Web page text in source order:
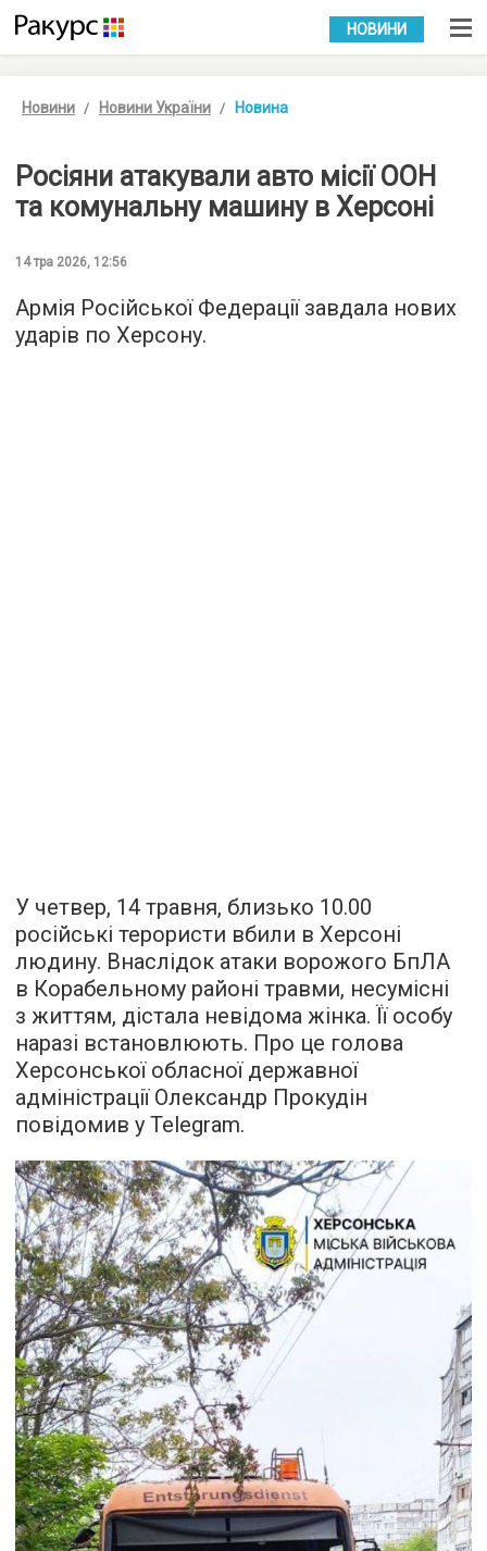
УКР РУС
НОВИНИ
Новини Новини України Новина
Росіяни атакували авто місії ООН
та комунальну машину в Херсоні
14 тра 2026, 12:56
Армія Російської Федерації завдала нових
ударів по Херсону.
У четвер, 14 травня, близько 10.00
російські терористи вбили в Херсоні
людину. Внаслідок атаки ворожого БпЛА
в Корабельному районі травми, несумісні
з життям, дістала невідома жінка. Її особу
наразі встановлюють. Про це голова
Херсонської обласної державної
адміністрації Олександр Прокудін
повідомив у Telegram.